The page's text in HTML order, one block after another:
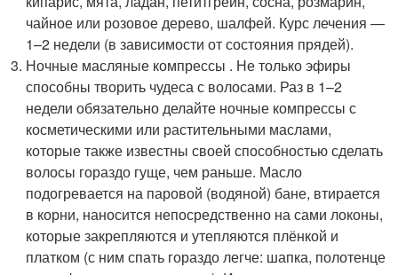
чайное или розовое дерево, шалфей. Курс лечения —
1–2 недели (в зависимости от состояния прядей).
Ночные масляные компрессы . Не только эфиры
способны творить чудеса с волосами. Раз в 1–2
недели обязательно делайте ночные компрессы с
косметическими или растительными маслами,
которые также известны своей способностью сделать
волосы гораздо гуще, чем раньше. Масло
подогревается на паровой (водяной) бане, втирается
в корни, наносится непосредственно на сами локоны,
которые закрепляются и утепляются плёнкой и
платком (с ним спать гораздо легче: шапка, полотенце